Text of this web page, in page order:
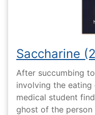
Saccharine
After succumbing
involving the eating
medical student
ghost of the person